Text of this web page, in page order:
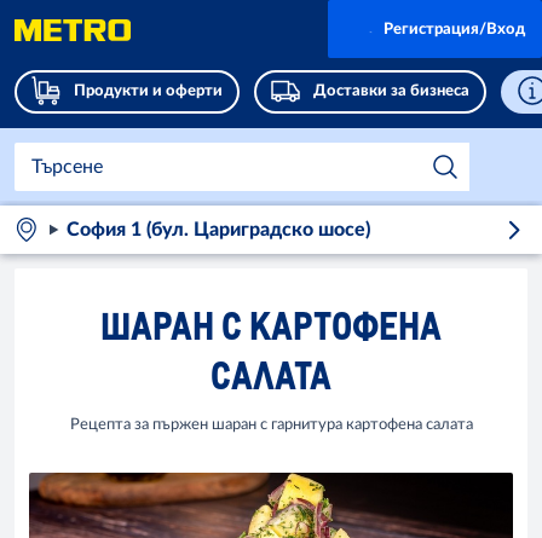
Продукти и оферти Доставки за бизнеса
Регистрация/Вход
София 1 (бул. Цариградско шосе)
ШАРАН С КАРТОФЕНА
САЛАТА
Рецепта за пържен шаран с гарнитура картофена салата